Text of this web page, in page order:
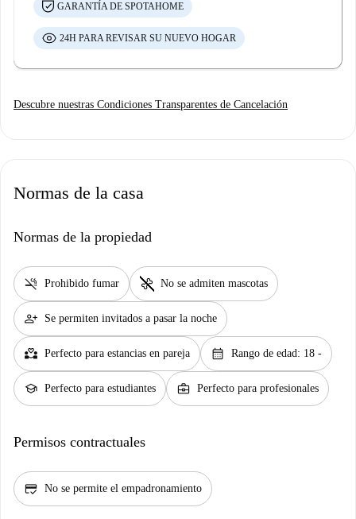
GARANTÍA DE SPOTAHOME
24H PARA REVISAR SU NUEVO HOGAR
Descubre nuestras Condiciones Transparentes de Cancelación
Normas de la casa
Normas de la propiedad
smoke_free Prohibido fumar pet_supplies No se admiten mascotas
person_add Se permiten invitados a pasar la noche
partner_heart Perfecto para estancias en pareja calendar_month Rango de edad: 18 -
school Perfecto para estudiantes business_center Perfecto para profesionales
Permisos contractuales
credit_score No se permite el empadronamiento